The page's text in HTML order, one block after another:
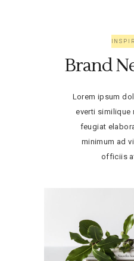
Brand
Lorem ipsum
everti similique
feugiat
minimum ad
officiis